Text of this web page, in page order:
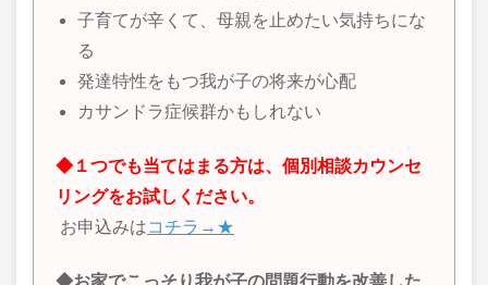
子育てが辛くて、母親を止めたい気持ちにな
る
発達特性をもつ我が子の将来が心配
カサンドラ症候群かもしれない
◆１つでも当てはまる方は、個別相談カウンセ
リングをお試しください。
お申込みはコチラ→★
◆お家でこっそり我が子の問題行動を改善した